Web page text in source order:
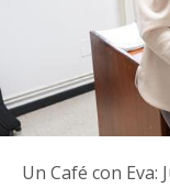
Un Café con Eva: